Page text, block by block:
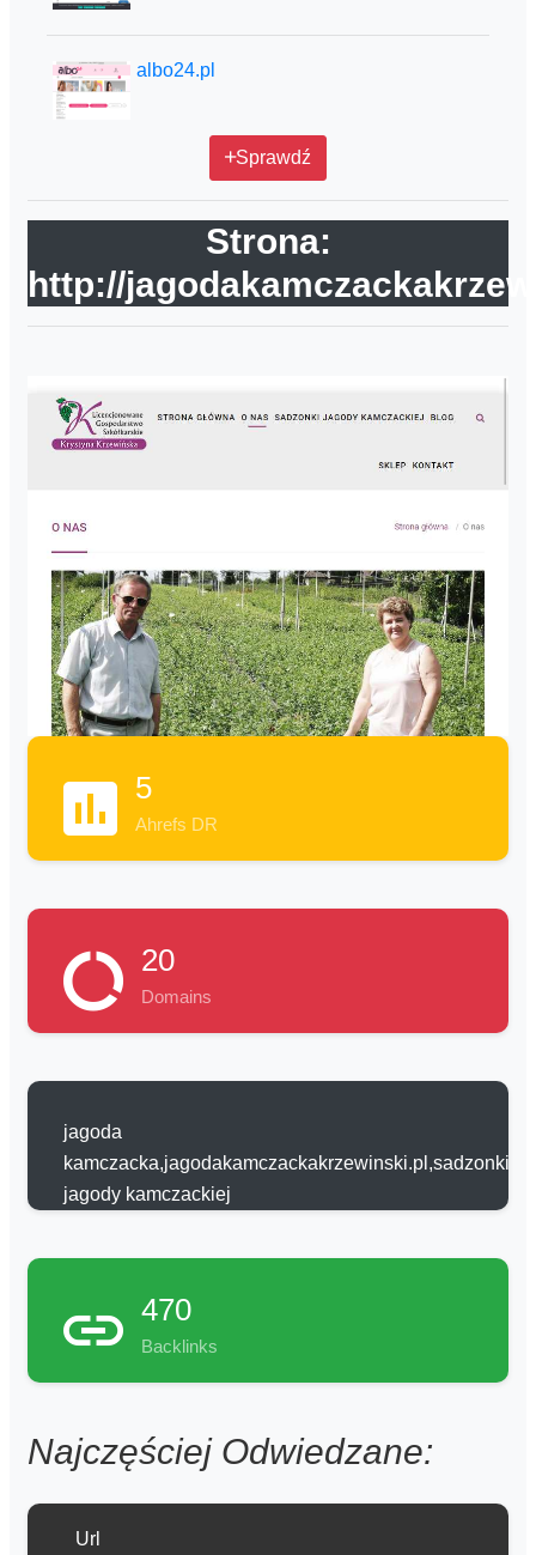
albo24.pl
Sprawdź
Strona:
http://
5
Ahrefs DR
20
Domains
jagoda
kamczacka,jagodakamczackakrzewinski.pl,sadzonki
jagody kamczackiej
470
Backlinks
Najczęściej Odwiedzane:
Url